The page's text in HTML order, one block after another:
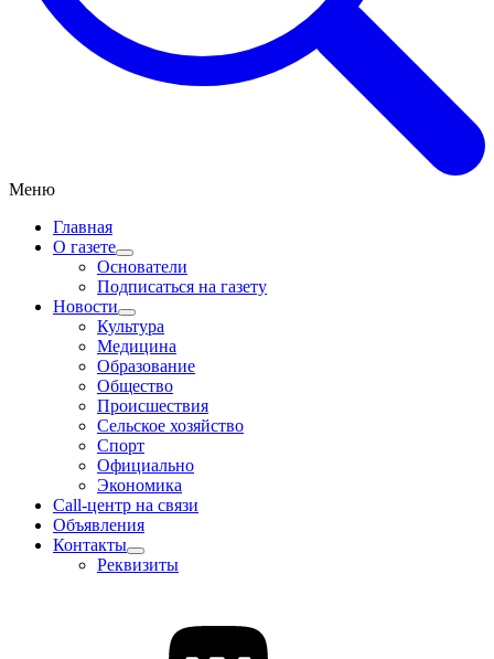
Меню
Главная
О газете
Основатели
Подписаться на газету
Новости
Культура
Медицина
Образование
Общество
Происшествия
Сельское хозяйство
Спорт
Официально
Экономика
Call-центр на связи
Объявления
Контакты
Реквизиты